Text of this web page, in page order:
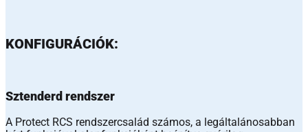
KONFIGURÁCIÓK:
Sztenderd rendszer
A Protect RCS rendszercsalád számos, a legáltalánosabban